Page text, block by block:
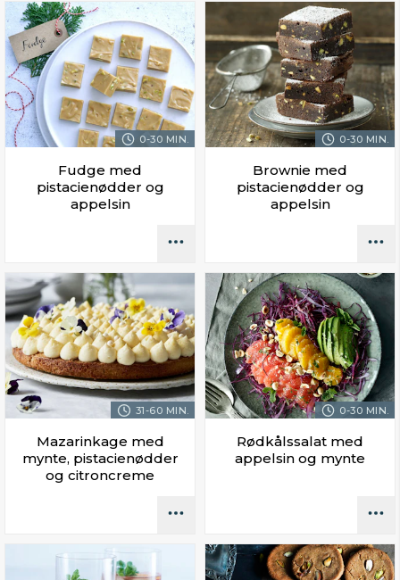
0-30 MIN.
Fudge med
pistacienødder og
appelsin
0-30 MIN.
Brownie med
pistacienødder og
appelsin
31-60 MIN.
Mazarinkage med
mynte, pistacienødder
og citroncreme
0-30 MIN.
Rødkålssalat med
appelsin og mynte